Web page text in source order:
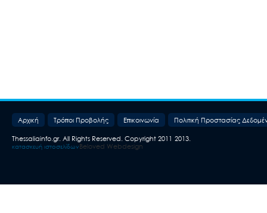
Aρχική Τρόποι Προβολής Επικοινωνία Πολιτική Προστασίας
Thessaliainfo.gr. All Rights Reserved. Copyright 2011-2013.
κατασκευή ιστοσελίδωνBeloved Webdesign